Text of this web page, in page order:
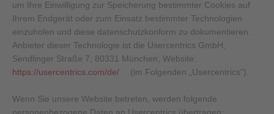
um Ihre Einwilligung zur Speicherung bestimmter Cookies auf
Ihrem Endgerät oder zum Einsatz bestimmter Technologien
einzuholen und diese datenschutzkonform zu dokumentieren.
Anbieter dieser Technologie ist die Usercentrics GmbH,
Sendlinger Straße 7, 80331 München, Website:
https://usercentrics.com/de/
(im Folgenden „Usercentrics“).
Wenn Sie unsere Website betreten, werden folgende